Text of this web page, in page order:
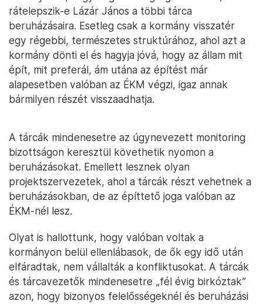
rátelepszik-e Lázár János a többi tárca
beruházásaira. Esetleg csak a kormány visszatér
egy régebbi, természetes struktúrához, ahol azt a
kormány dönti el és hagyja jóvá, hogy az állam mit
épít, mit preferál, ám utána az építést már
alapesetben valóban az ÉKM végzi, igaz annak
bármilyen részét visszaadhatja.
A tárcák mindenesetre az úgynevezett monitoring
bizottságon keresztül követhetik nyomon a
beruházásokat. Emellett lesznek olyan
projektszervezetek, ahol a tárcák részt vehetnek a
beruházásokban, de az építtető joga valóban az
ÉKM-nél lesz.
Olyat is hallottunk, hogy valóban voltak a
kormányon belül ellenlábasok, de ők egy idő után
elfáradtak, nem vállalták a konfliktusokat. A tárcák
és tárcavezetők mindenesetre „fél évig birkóztak”
azon, hogy bizonyos felelősségeknél és beruházási